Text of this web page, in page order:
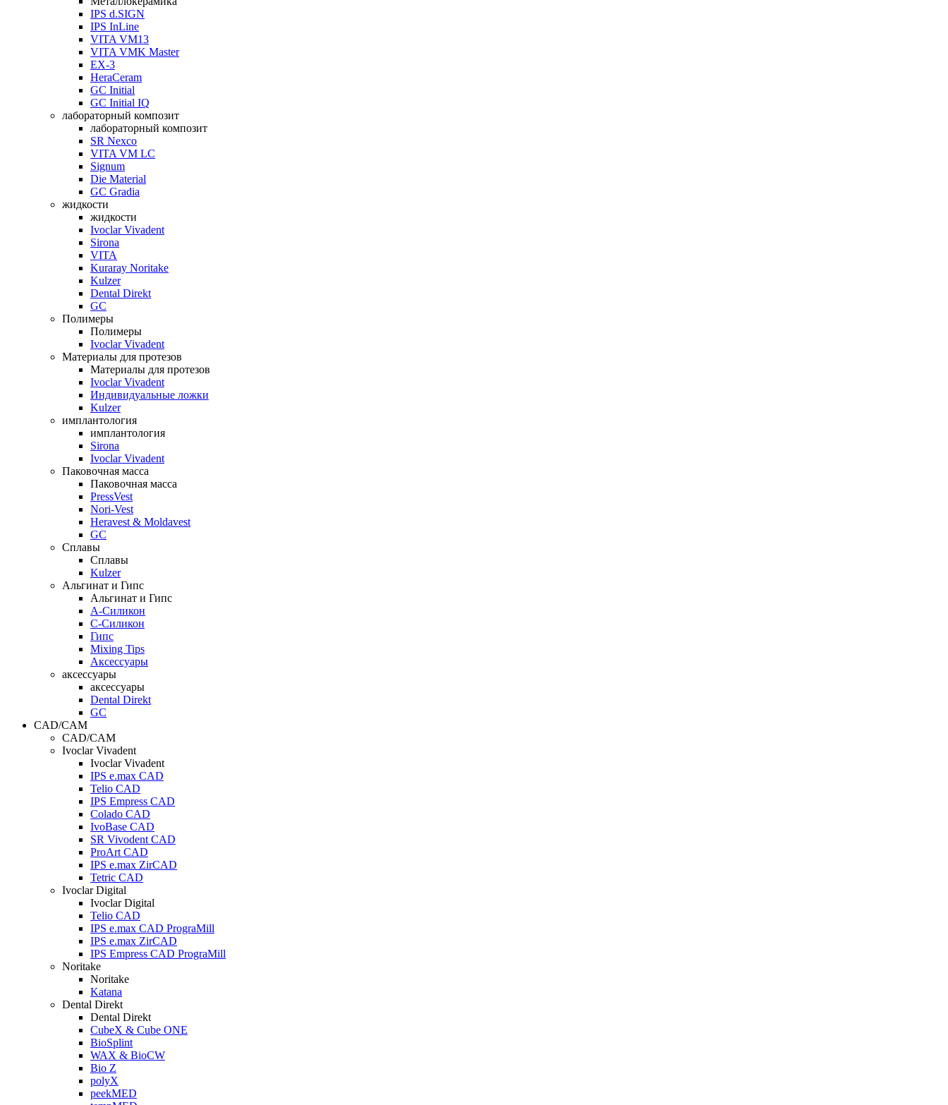
IPS d.SIGN
IPS InLine
VITA VM13
VITA VMK Master
EX-3
HeraCeram
GC Initial
GC Initial IQ
лабораторный композит
лабораторный композит
SR Nexco
VITA VM LC
Signum
Die Material
GC Gradia
жидкости
жидкости
Ivoclar Vivadent
Sirona
VITA
Kuraray Noritake
Kulzer
Dental Direkt
GC
Полимеры
Полимеры
Ivoclar Vivadent
Материалы для протезов
Материалы для протезов
Ivoclar Vivadent
Индивидуальные ложки
Kulzer
имплантология
имплантология
Sirona
Ivoclar Vivadent
Паковочная масса
Паковочная масса
PressVest
Nori-Vest
Heravest & Moldavest
GC
Сплавы
Сплавы
Kulzer
Альгинат и Гипс
Альгинат и Гипс
A-Силикон
C-Силикон
Гипс
Mixing Tips
Аксессуары
аксессуары
аксессуары
Dental Direkt
GC
CAD/CAM
CAD/CAM
Ivoclar Vivadent
Ivoclar Vivadent
IPS e.max CAD
Telio CAD
IPS Empress CAD
Colado CAD
IvoBase CAD
SR Vivodent CAD
ProArt CAD
IPS e.max ZirCAD
Tetric CAD
Ivoclar Digital
Ivoclar Digital
Telio CAD
IPS e.max CAD PrograMill
IPS e.max ZirCAD
IPS Empress CAD PrograMill
Noritake
Noritake
Katana
Dental Direkt
Dental Direkt
CubeX & Cube ONE
BioSplint
WAX & BioCW
Bio Z
polyX
peekMED